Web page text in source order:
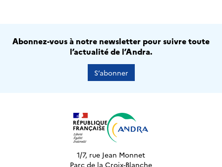
Abonnez-vous à notre newsletter pour suivre toute
l’actualité de l’Andra.
S’abonner
1/7, rue Jean Monnet
Parc de la Croix-Blanche